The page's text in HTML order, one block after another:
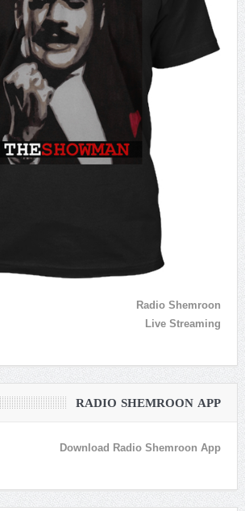
Radio Shemroon
Live Streaming
RADIO SHEMROON APP
Download Radio Shemroon App